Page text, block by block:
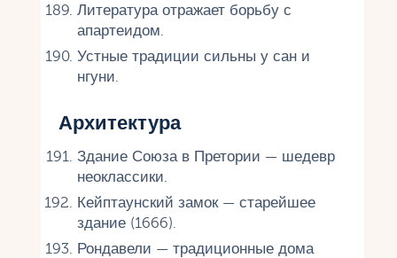
Литература отражает борьбу с
апартеидом.
Устные традиции сильны у сан и
нгуни.
Архитектура
Здание Союза в Претории — шедевр
неоклассики.
Кейптаунский замок — старейшее
здание (1666).
Рондавели — традиционные дома